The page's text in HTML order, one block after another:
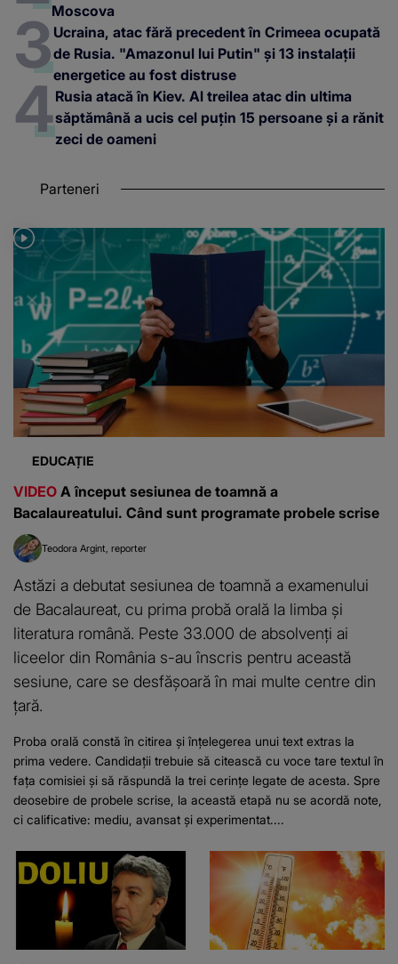
Moscova
Ucraina, atac fără precedent în Crimeea ocupată
de Rusia. "Amazonul lui Putin" și 13 instalații
energetice au fost distruse
Rusia atacă în Kiev. Al treilea atac din ultima
săptămână a ucis cel puțin 15 persoane și a rănit
zeci de oameni
Parteneri
EDUCAȚIE
VIDEO A început sesiunea de toamnă a
Bacalaureatului. Când sunt programate probele scrise
Teodora Argint reporter
Astăzi a debutat sesiunea de toamnă a examenului
de Bacalaureat, cu prima probă orală la limba și
literatura română. Peste 33.000 de absolvenți ai
liceelor din România s-au înscris pentru această
sesiune, care se desfășoară în mai multe centre din
țară.
Proba orală constă în citirea și înțelegerea unui text extras la
prima vedere. Candidații trebuie să citească cu voce tare textul în
fața comisiei și să răspundă la trei cerințe legate de acesta. Spre
deosebire de probele scrise, la această etapă nu se acordă note,
ci calificative: mediu, avansat și experimentat....